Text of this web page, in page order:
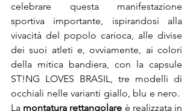
celebrare questa manifestazione
sportiva importante, ispirandosi alla
vivacità del popolo carioca, alle divise
dei suoi atleti e, ovviamente, ai colori
della mitica bandiera, con la capsule
ST!NG LOVES BRASIL, tre modelli di
occhiali nelle varianti giallo, blu e nero.
La montatura rettangolare è realizzata in